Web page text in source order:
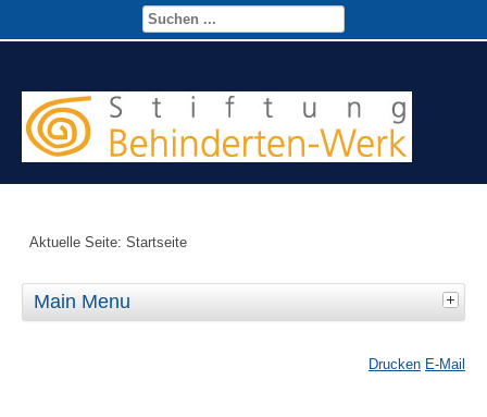
Aktuelle Seite: Startseite
Main Menu
Drucken E-Mail